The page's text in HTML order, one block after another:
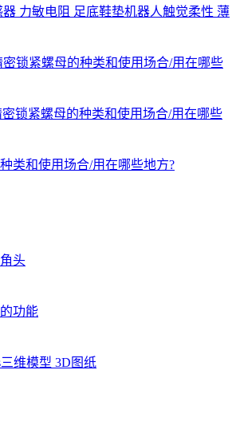
力敏电阻 足底鞋垫机器人触觉柔性 薄
锁紧螺母的种类和使用场合/用在哪些
锁紧螺母的种类和使用场合/用在哪些
类和使用场合/用在哪些地方?
头
功能
维模型 3D图纸